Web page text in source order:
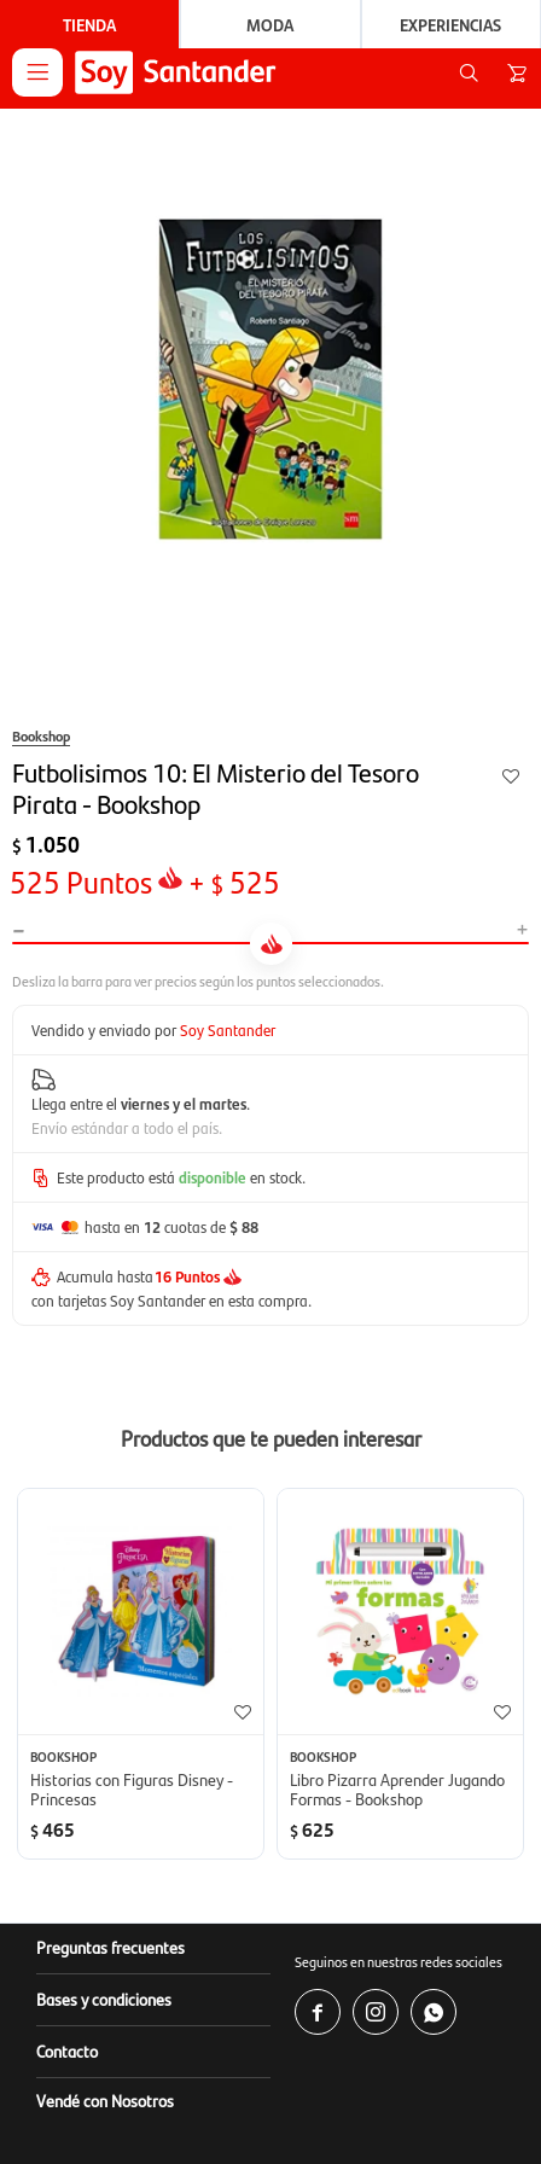
TIENDA MODA EXPERIENCIAS

Bookshop
Futbolisimos 10: El Misterio del Tesoro
Pirata - Bookshop
$ 1.050
525 Puntos + $ 525
- +
Vendido y enviado porSoy Santander
Llega entre el viernes y el martes.
Envío estándar a todo el país.
Este producto está disponible en stock.
hasta en 12cuotas de$ 88
Acumula hasta16 Puntos
con tarjetas Soy Santander en esta compra.
Productos que te pueden interesar
BOOKSHOP
Historias con Figuras Disney -
Princesas
$465
BOOKSHOP
Libro Pizarra Aprender Jugando
Formas - Bookshop
$625
Preguntas frecuentes
Bases y condiciones
Contacto
Vendé con Nosotros
Seguinos en nuestras redes sociales
  